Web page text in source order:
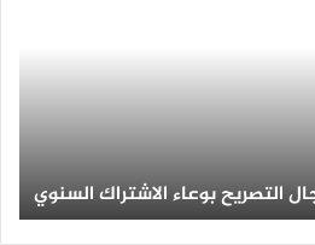
التصريح بوعاء الاشتراك السنوي